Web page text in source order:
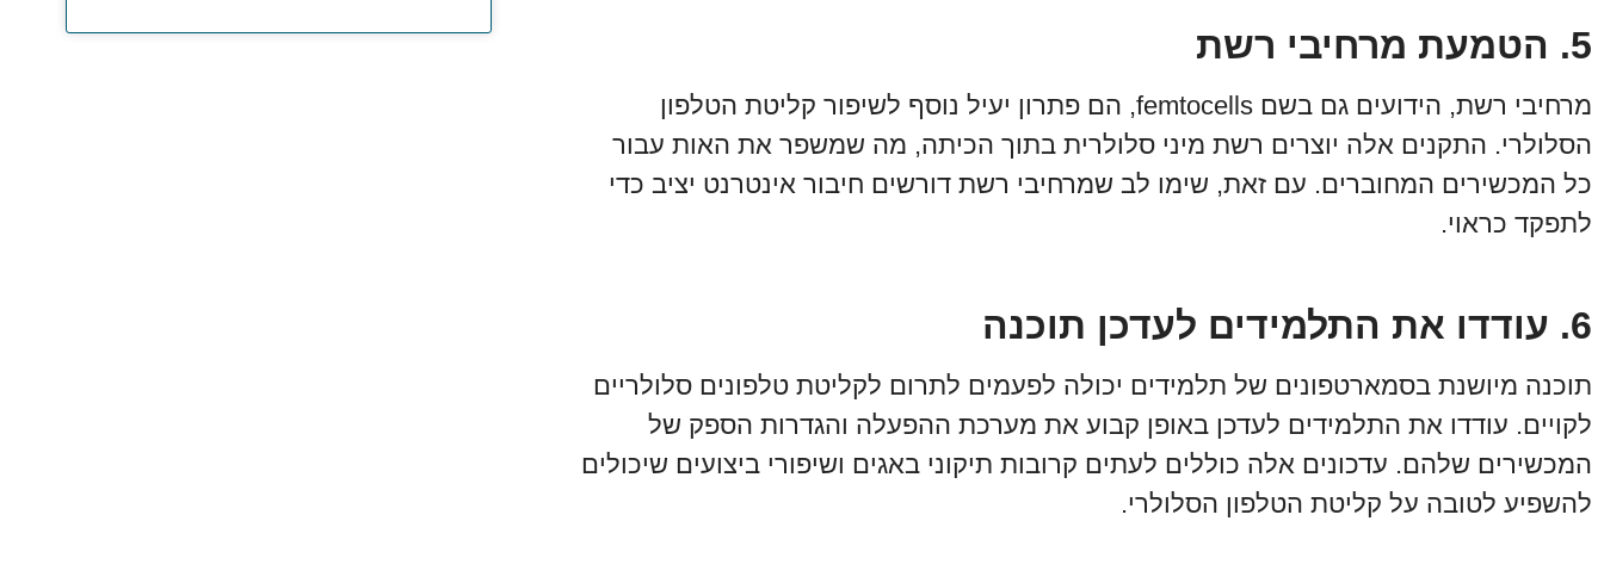
5. הטמעת מרחיבי רשת
מרחיבי רשת, הידועים גם בשם femtocells, הם פתרון יעיל נוסף לשיפור קליטת הטלפון
הסלולרי. התקנים אלה יוצרים רשת מיני סלולרית בתוך הכיתה, מה שמשפר את האות עבור
כל המכשירים המחוברים. עם זאת, שימו לב שמרחיבי רשת דורשים חיבור אינטרנט יציב כדי
לתפקד כראוי.
6. עודדו את התלמידים לעדכן תוכנה
תוכנה מיושנת בסמארטפונים של תלמידים יכולה לפעמים לתרום לקליטת טלפונים סלולריים
לקויים. עודדו את התלמידים לעדכן באופן קבוע את מערכת ההפעלה והגדרות הספק של
המכשירים שלהם. עדכונים אלה כוללים לעתים קרובות תיקוני באגים ושיפורי ביצועים שיכולים
להשפיע לטובה על קליטת הטלפון הסלולרי.